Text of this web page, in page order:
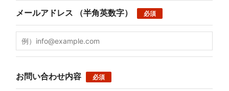
メールアドレス （半角英数字） 必須
お問い合わせ内容 必須